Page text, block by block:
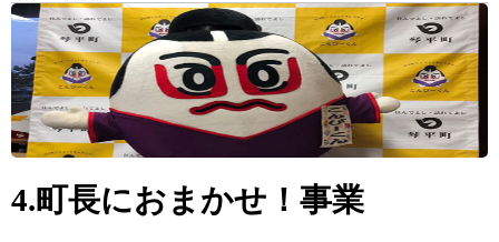
4.町長におまかせ！事業